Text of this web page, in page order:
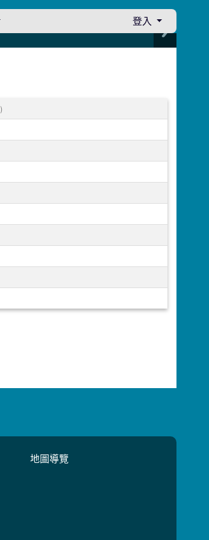
登入
)
地圖導覽